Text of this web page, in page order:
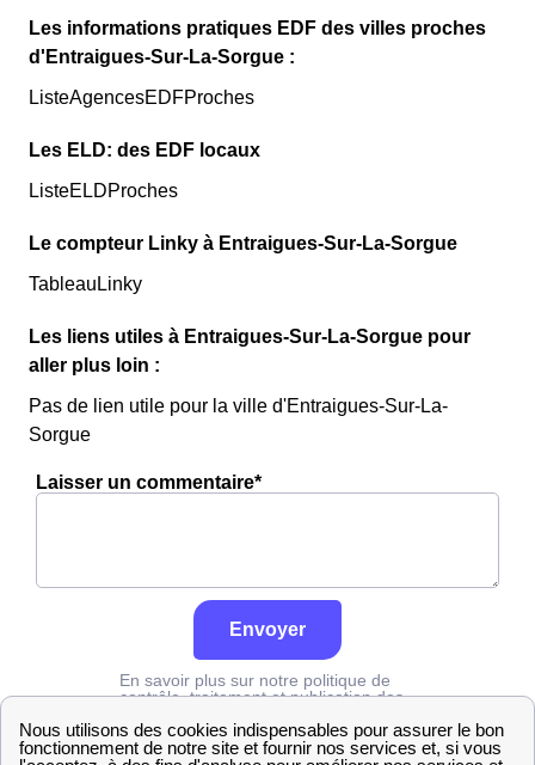
Les informations pratiques EDF des villes proches
d'Entraigues-Sur-La-Sorgue :
ListeAgencesEDFProches
Les ELD: des EDF locaux
ListeELDProches
Le compteur Linky à Entraigues-Sur-La-Sorgue
TableauLinky
Les liens utiles à Entraigues-Sur-La-Sorgue pour
aller plus loin :
Pas de lien utile pour la ville d'Entraigues-Sur-La-
Sorgue
Laisser un commentaire*
Envoyer
En savoir plus sur notre politique de
contrôle, traitement et publication des